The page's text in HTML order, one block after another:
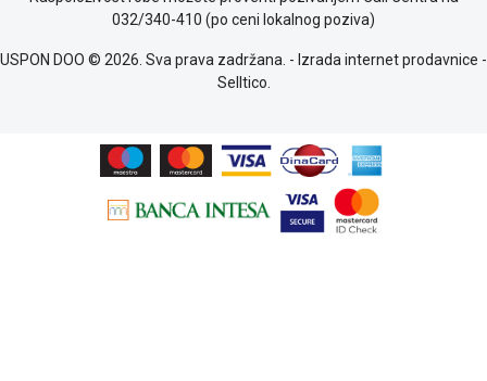
032/340-410 (po ceni lokalnog poziva)
USPON DOO © 2026. Sva prava zadržana. - Izrada internet prodavnice -
Selltico.